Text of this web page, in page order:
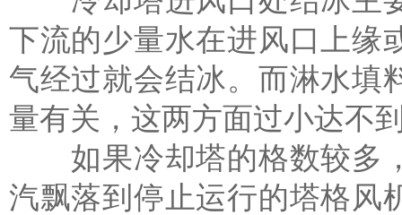
下流的少量水在进风口上缘
气经过就会结冰。而淋水填
量有关，这两方面过小达不
如果冷却塔的格数较多，
汽飘落到停止运行的塔格风